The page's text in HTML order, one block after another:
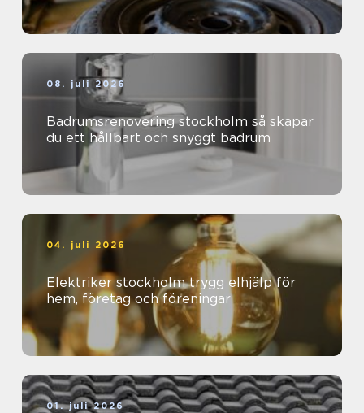
08. juli 2026
Badrumsrenovering stockholm så skapar
du ett hållbart och snyggt badrum
04. juli 2026
Elektriker stockholm trygg elhjälp för
hem, företag och föreningar
01. juli 2026